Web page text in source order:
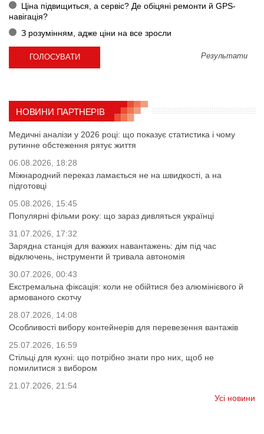
Ціна підвищиться, а сервіс? Де обіцяні ремонти й GPS-
навігація?
З розумінням, адже ціни на все зросли
Результати
НОВИНИ ПАРТНЕРІВ
Медичні аналізи у 2026 році: що показує статистика і чому
рутинне обстеження рятує життя
06.08.2026, 18:28
Міжнародний переказ ламається не на швидкості, а на
підготовці
05.08.2026, 15:45
Популярні фільми року: що зараз дивляться українці
31.07.2026, 17:32
Зарядна станція для важких навантажень: дім під час
відключень, інструменти й тривала автономія
30.07.2026, 00:43
Екстремальна фіксація: коли не обійтися без алюмінієвого й
армованого скотчу
28.07.2026, 14:08
Особливості вибору контейнерів для перевезення вантажів
25.07.2026, 16:59
Стільці для кухні: що потрібно знати про них, щоб не
помилитися з вибором
21.07.2026, 21:54
Усі новини